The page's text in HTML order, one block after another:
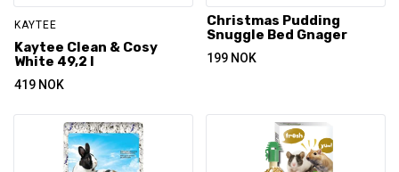
KAYTEE
Kaytee Clean & Cosy
White 49,2 l
419 NOK
Christmas Pudding
Snuggle Bed Gnager
199 NOK